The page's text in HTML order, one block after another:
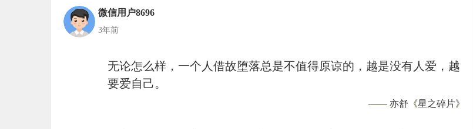
微信用户8696
3年前
无论怎么样，一个人借故堕落总是不值得原谅的，越是没有人爱，越
要爱自己。
—— 亦舒 《星之碎片》